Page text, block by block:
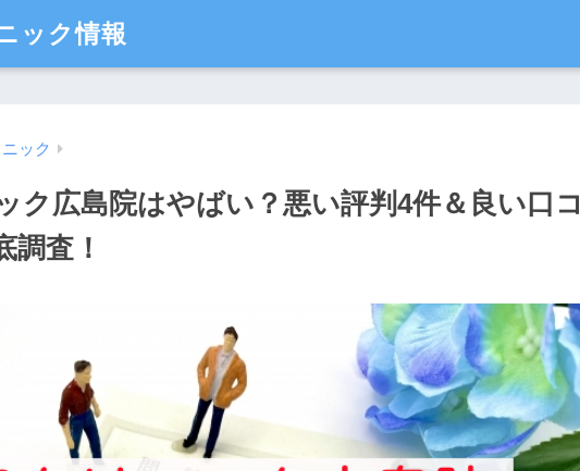
ック情報
ック
ク広島院はやばい？悪い評判4件＆良い口コ
調査！